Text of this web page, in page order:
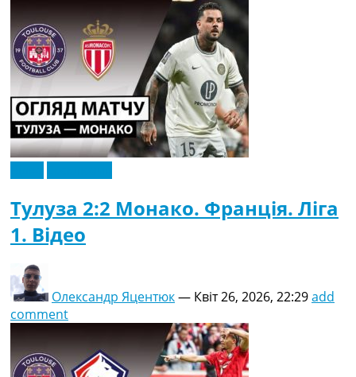
Тулуза 2:2 Монако. Франція. Ліга
1. Відео
Олександр Яцентюк— Квіт 26, 2026, 22:29add
comment